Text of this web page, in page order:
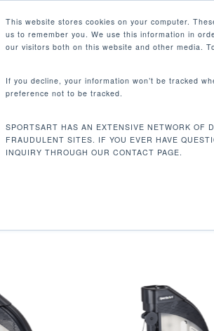
This website stores cookies on your computer.
us to remember you. We use this information in
our visitors both on this website and other media.
If you decline, your information won’t be tracked
preference not to be tracked.
SPORTSART HAS AN EXTENSIVE NETWORK OF
FRAUDULENT SITES. IF YOU EVER HAVE
INQUIRY THROUGH OUR CONTACT PAGE.
ESC to close
了高品质和实用性的设备，适合在任何
狭小的场所造成视觉上的混乱，同时透